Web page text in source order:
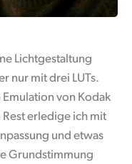
Lichtgestaltung
nur mit drei LUTs.
von Kodak
erledige ich mit
und etwas
Grundstimmung